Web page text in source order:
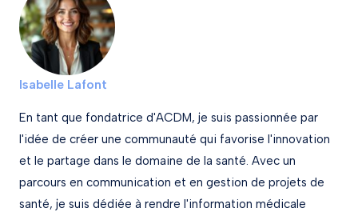
Isabelle Lafont
En tant que fondatrice d'ACDM, je suis passionnée par
l'idée de créer une communauté qui favorise l'innovation
et le partage dans le domaine de la santé. Avec un
parcours en communication et en gestion de projets de
santé, je suis dédiée à rendre l'information médicale